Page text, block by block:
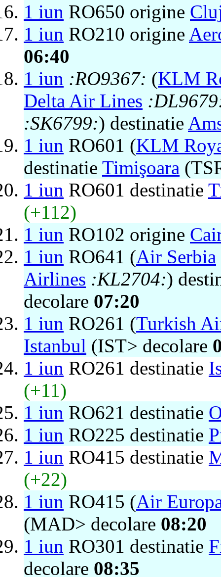
1 iun RO650 origine
1 iun RO210 origine
06:40
1 iun :RO9367: (KLM
Delta Air Lines
:SK6799:) destinatie
1 iun RO601 (KLM
destinatie Timişoara
1 iun RO601 destinatie
(+112)
1 iun RO102 origine
1 iun RO641 (Air Serbia
Airlines :KL2704:)
decolare 07:20
1 iun RO261 (Turkish
Istanbul (IST> decolare
1 iun RO261 destinatie
(+11)
1 iun RO621 destinatie
1 iun RO225 destinatie
1 iun RO415 destinatie
(+22)
1 iun RO415 (Air
(MAD> decolare 08:20
1 iun RO301 destinatie
decolare 08:35